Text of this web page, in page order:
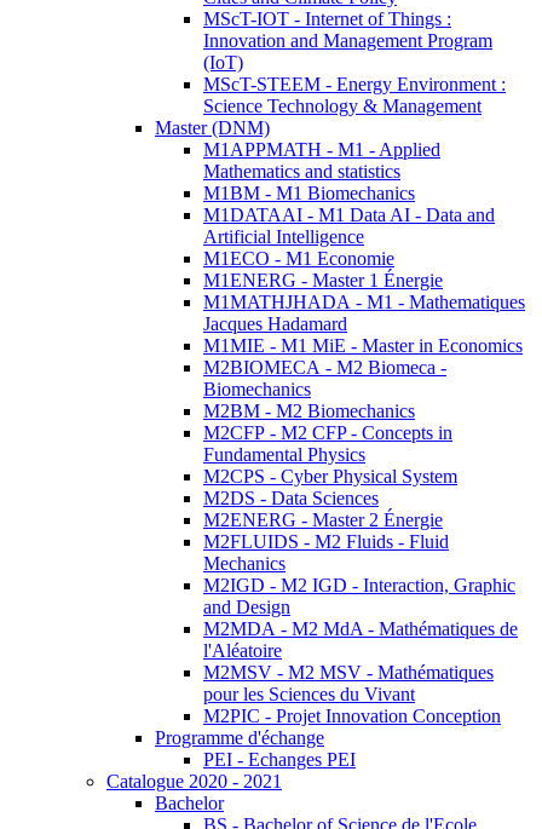
MScT-IOT - Internet of Things :
Innovation and Management Program
(IoT)
MScT-STEEM - Energy Environment :
Science Technology & Management
Master (DNM)
M1APPMATH - M1 - Applied
Mathematics and statistics
M1BM - M1 Biomechanics
M1DATAAI - M1 Data AI - Data and
Artificial Intelligence
M1ECO - M1 Economie
M1ENERG - Master 1 Énergie
M1MATHJHADA - M1 - Mathematiques
Jacques Hadamard
M1MIE - M1 MiE - Master in Economics
M2BIOMECA - M2 Biomeca -
Biomechanics
M2BM - M2 Biomechanics
M2CFP - M2 CFP - Concepts in
Fundamental Physics
M2CPS - Cyber Physical System
M2DS - Data Sciences
M2ENERG - Master 2 Énergie
M2FLUIDS - M2 Fluids - Fluid
Mechanics
M2IGD - M2 IGD - Interaction, Graphic
and Design
M2MDA - M2 MdA - Mathématiques de
l'Aléatoire
M2MSV - M2 MSV - Mathématiques
pour les Sciences du Vivant
M2PIC - Projet Innovation Conception
Programme d'échange
PEI - Echanges PEI
Catalogue 2020 - 2021
Bachelor
BS - Bachelor of Science de l'Ecole